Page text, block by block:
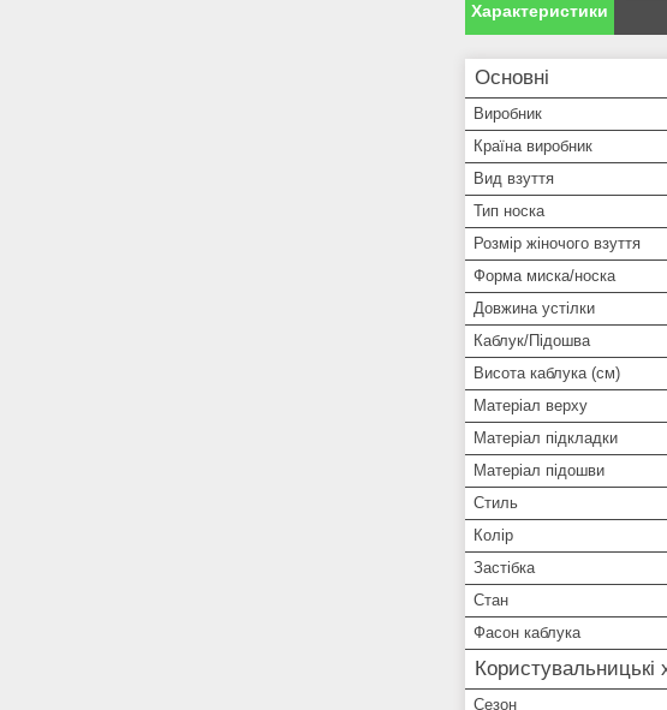
Характеристики
Основні
Виробник
Країна виробник
Вид взуття
Тип носка
Розмір жіночого взуття
Форма миска/носка
Довжина устілки
Каблук/Підошва
Висота каблука (см)
Матеріал верху
Матеріал підкладки
Матеріал підошви
Стиль
Колір
Застібка
Стан
Фасон каблука
Користувальницькі
Сезон